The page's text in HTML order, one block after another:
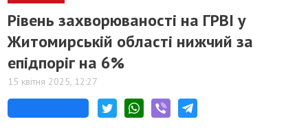
​Рівень захворюваності на ГРВІ у
Житомирській області нижчий за
епідпоріг на 6%
15 квітня 2025, 12:27